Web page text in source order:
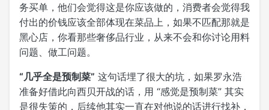
务买单，他们会觉得这是你应该做的，消费者会觉得我
付出的价钱应该全部体现在菜品上，如果不匹配那就是
黑心店，你看那些奢侈品行业，从来不会和你讨论用料
问题、做工问题。
“几乎全是预制菜” 这句话埋了很大的坑，如果罗永浩
准备好借此向西贝开战的话，用 “感觉是预制菜” 其实
是很失策的，后续他其实一直在对他说的话进行找补，